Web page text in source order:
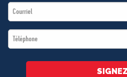
Email
*
Téléphone
*
SIGNEZ